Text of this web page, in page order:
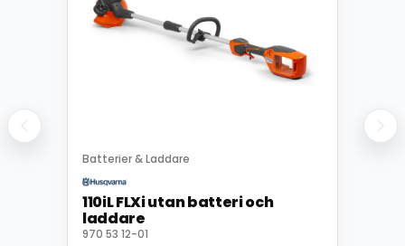
Batterier & Laddare
110iL FLXi utan batteri och
laddare
970 53 12-01